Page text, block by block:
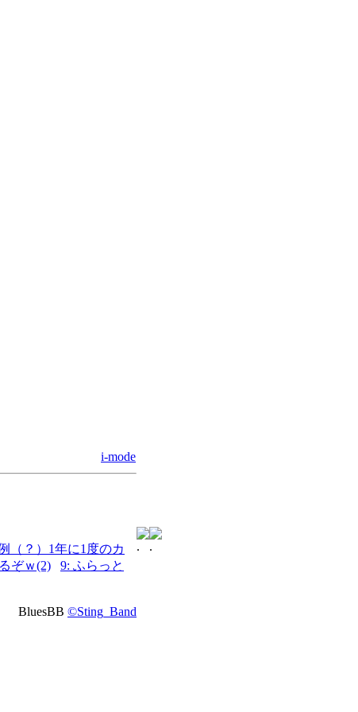
i-mode
（？）1年に1度のカ
ぞｗ(2)
9: ふらっと
BluesBB ©Sting_Band